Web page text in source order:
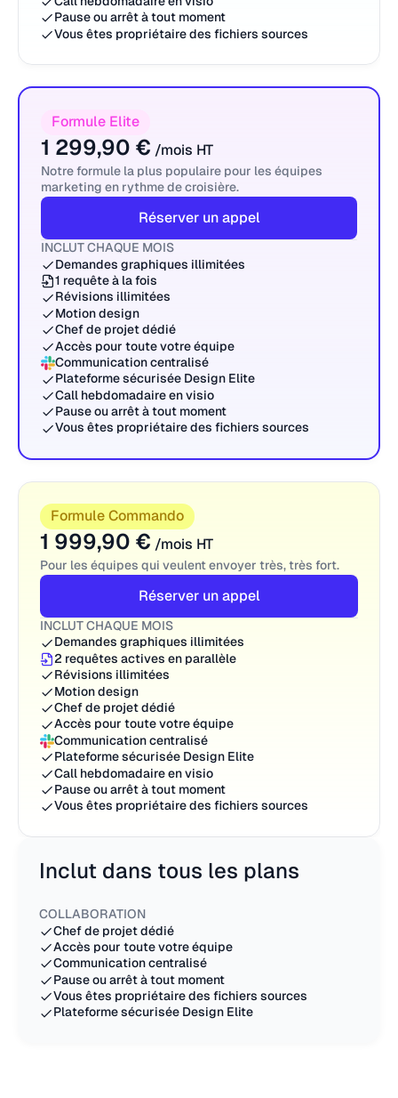
Pause ou arrêt à tout moment
Vous êtes propriétaire des fichiers sources
Formule Elite
1 299,90 € /mois HT
Notre formule la plus populaire pour les équipes
marketing en rythme de croisière.
Réserver un appel
INCLUT CHAQUE MOIS
Demandes graphiques illimitées
1 requête à la fois
Révisions illimitées
Motion design
Chef de projet dédié
Accès pour toute votre équipe
Communication centralisé
Plateforme sécurisée Design Elite
Call hebdomadaire en visio
Pause ou arrêt à tout moment
Vous êtes propriétaire des fichiers sources
Formule Commando
1 999,90 € /mois HT
Pour les équipes qui veulent envoyer très, très fort.
Réserver un appel
INCLUT CHAQUE MOIS
Demandes graphiques illimitées
2 requêtes actives en parallèle
Révisions illimitées
Motion design
Chef de projet dédié
Accès pour toute votre équipe
Communication centralisé
Plateforme sécurisée Design Elite
Call hebdomadaire en visio
Pause ou arrêt à tout moment
Vous êtes propriétaire des fichiers sources
Inclut dans tous les plans
COLLABORATION
Chef de projet dédié
Accès pour toute votre équipe
Communication centralisé
Pause ou arrêt à tout moment
Vous êtes propriétaire des fichiers sources
Plateforme sécurisée Design Elite